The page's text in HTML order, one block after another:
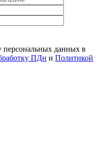
персональных данных в
ПДн и Политикой